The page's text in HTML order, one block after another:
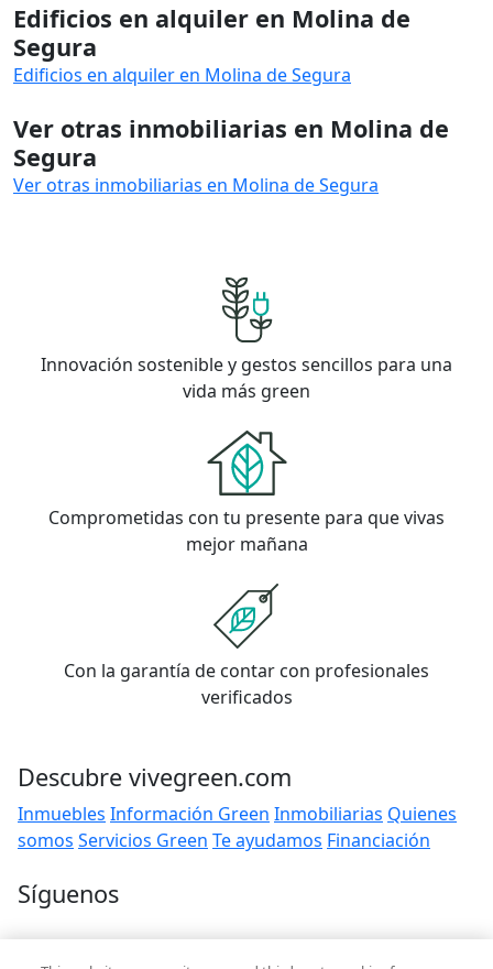
Edificios en alquiler en Molina de
Segura
Edificios en alquiler en Molina de Segura
Ver otras inmobiliarias en Molina de
Segura
Ver otras inmobiliarias en Molina de Segura
Innovación sostenible y gestos sencillos para una
vida más green
Comprometidas con tu presente para que vivas
mejor mañana
Con la garantía de contar con profesionales
verificados
Descubre vivegreen.com
Inmuebles Información Green Inmobiliarias Quienes
somos Servicios Green Te ayudamos Financiación
Síguenos
Contacto